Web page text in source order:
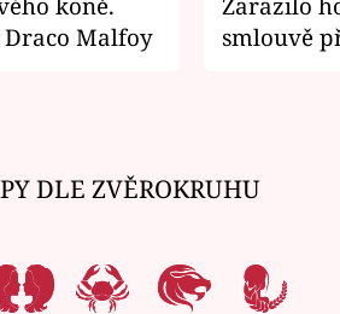
Malfoy
smlouvě
DLE ZVĚROKRUHU